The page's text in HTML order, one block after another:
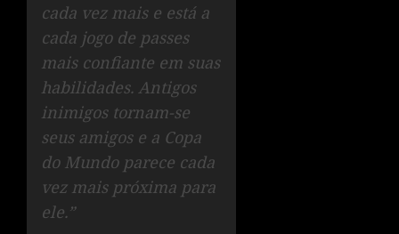
cada vez mais e está a
cada jogo de passes
mais confiante em suas
habilidades. Antigos
inimigos tornam-se
seus amigos e a Copa
do Mundo parece cada
vez mais próxima para
ele.”